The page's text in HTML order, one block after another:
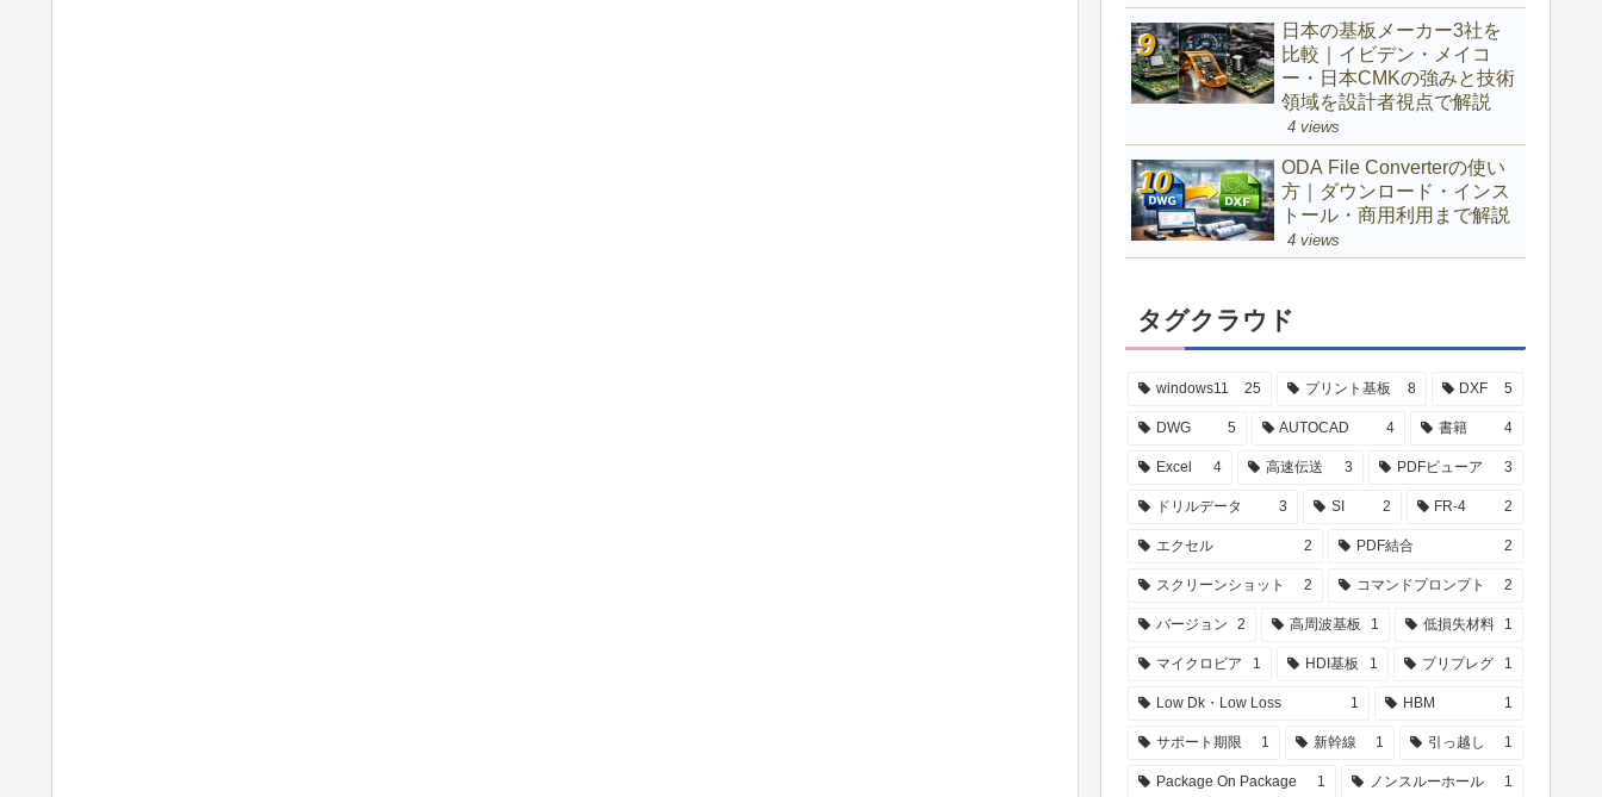
日本の基板メーカー3社を
比較｜イビデン・メイコ
ー・日本CMKの強みと技術
領域を設計者視点で解説
4 views
ODA File Converterの使い
方｜ダウンロード・インス
トール・商用利用まで解説
4 views
タグクラウド
windows11 25 プリント基板 8 DXF 5
DWG 5 AUTOCAD 4 書籍 4
Excel 4 高速伝送 3 PDFビューア 3
ドリルデータ 3 SI 2 FR-4 2
エクセル 2 PDF結合 2
スクリーンショット 2 コマンドプロンプト 2
バージョン 2 高周波基板 1 低損失材料 1
マイクロビア 1 HDI基板 1 プリプレグ 1
Low Dk・Low Loss 1 HBM 1
サポート期限 1 新幹線 1 引っ越し 1
Package On Package 1 ノンスルーホール 1